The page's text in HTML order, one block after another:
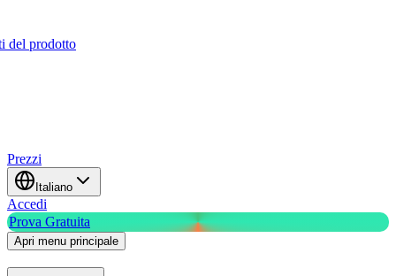
del prodotto
Prezzi
Italiano
Accedi
Prova Gratuita
Apri menu principale